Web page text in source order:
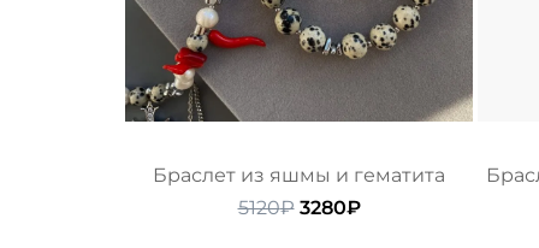
Браслет из яшмы и гематита
5120₽ Первоначальная
3280₽Текущая